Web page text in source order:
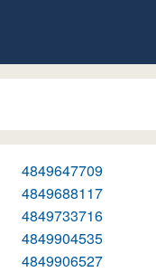
4849647709
4849688117
4849733716
4849904535
4849906527